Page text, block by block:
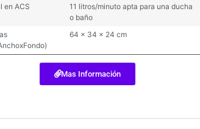
en ACS
11 litros/minuto apta para una ducha
o baño
64 x 34 x 24 cm
Mas Información